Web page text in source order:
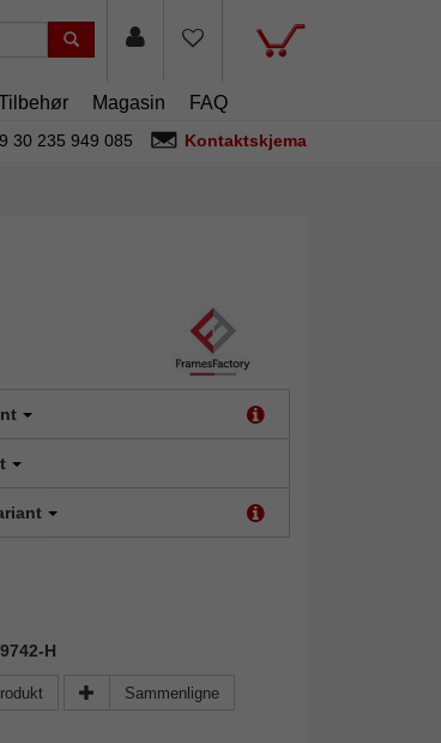
Magasin FAQ
30 235 949 085 Kontaktskjema
H
Sammenligne